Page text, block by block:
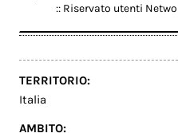
:: Riservato utenti
TERRITORIO:
Italia
AMBITO: